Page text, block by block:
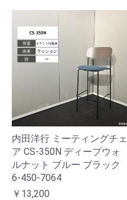
内田洋行 ミーティングチェ
ア CS-350N ディープウォ
ルナット ブルー ブラック
6-450-7064
￥13,200